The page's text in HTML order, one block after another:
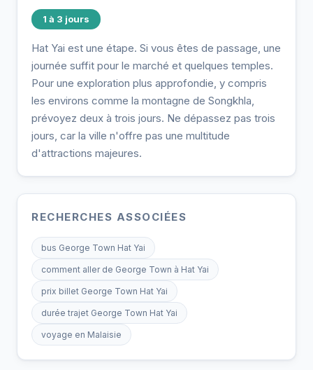
1 à 3 jours
Hat Yai est une étape. Si vous êtes de passage, une
journée suffit pour le marché et quelques temples.
Pour une exploration plus approfondie, y compris
les environs comme la montagne de Songkhla,
prévoyez deux à trois jours. Ne dépassez pas trois
jours, car la ville n'offre pas une multitude
d'attractions majeures.
RECHERCHES ASSOCIÉES
bus George Town Hat Yai
comment aller de George Town à Hat Yai
prix billet George Town Hat Yai
durée trajet George Town Hat Yai
voyage en Malaisie